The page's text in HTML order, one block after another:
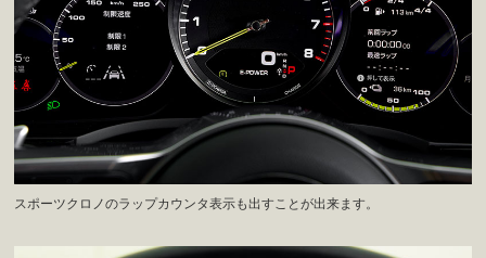
スポーツクロノのラップカウンタ表示も出すことが出来ます。